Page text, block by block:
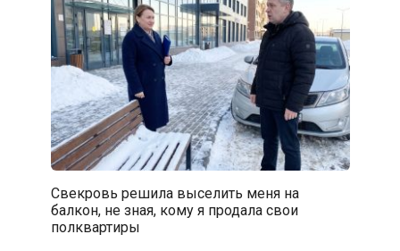
Свекровь решила выселить меня на
балкон, не зная, кому я продала свои
полквартиры